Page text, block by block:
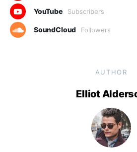
YouTube Subscribers
SoundCloud Followers
AUTHOR
Elliot